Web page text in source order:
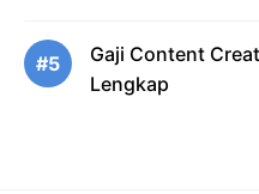
#5
Gaji Content
Lengkap